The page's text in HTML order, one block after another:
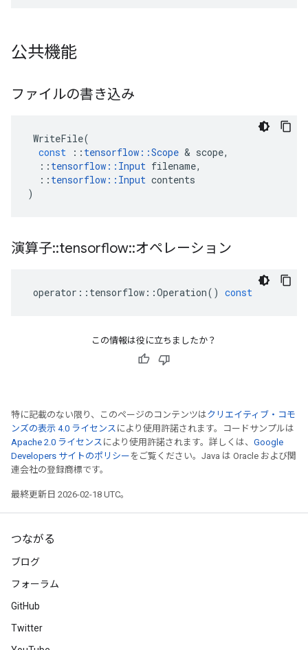
公共機能
ファイルの書き込み
WriteFile(
const
:: tensorflow ::Scope & scope,
:: tensorflow :: Input filename,
:: tensorflow :: Input contents
)
演算子::tensorflow::オペレーション
operator :: tensorflow ::Operation() const
この情報は役に立ちましたか？
特に記載のない限り、このページのコンテンツはクリエイティブ・コモ
ンズの表示 4.0 ライセンス により使用許諾されます。コードサンプルは
Apache 2.0 ライセンス により使用許諾されます。詳しくは、 Google
Developers サイトのポリシー をご覧ください。Java は Oracle および関
連会社の登録商標です。
最終更新日 2026-02-18 UTC。
つながる
ブログ
フォーラム
GitHub
Twitter